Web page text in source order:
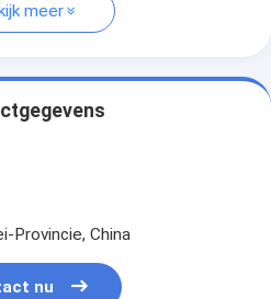
meer
Provincie, China
nu